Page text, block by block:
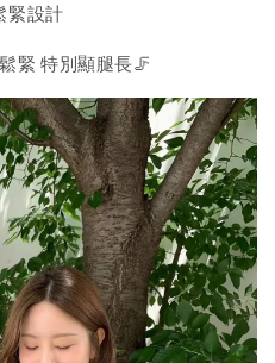
緊設計
緊 特別顯腿長🦵